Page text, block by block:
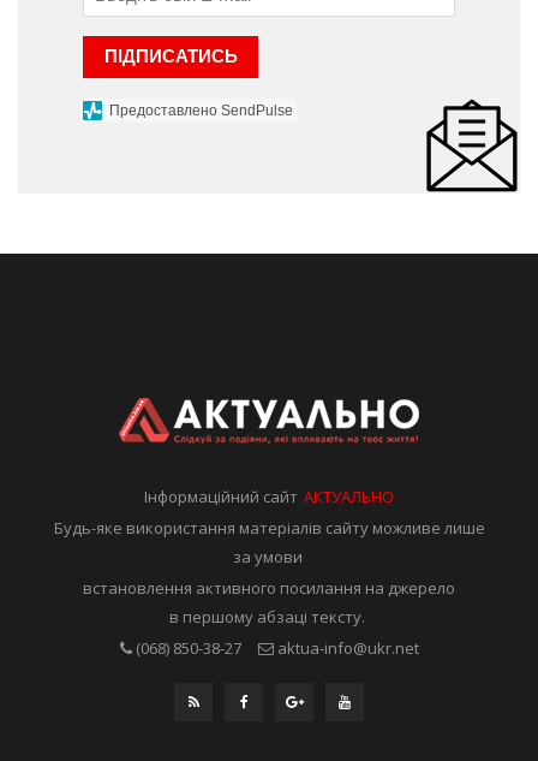
ПІДПИСАТИСЬ
Предоставлено SendPulse
Інформаційний сайтАКТУАЛЬНО
Будь-яке використання матеріалів сайту можливе лише
за умови
встановлення активного посилання на джерело
в першому абзаці тексту.
(068) 850-38-27
aktua-info@ukr.net